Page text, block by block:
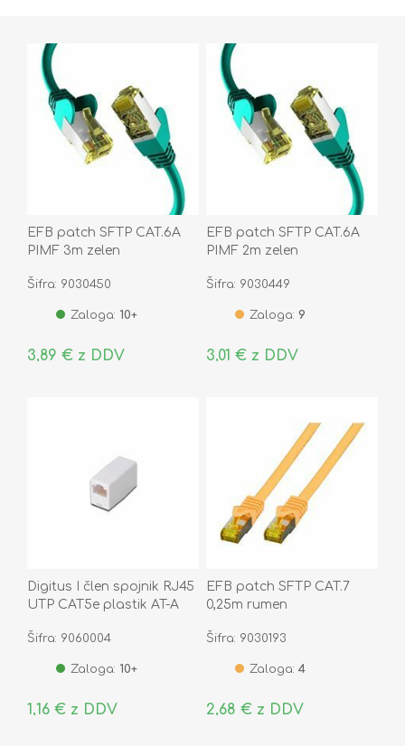
EFB patch SFTP CAT.6A
PIMF 3m zelen
Šifra: 9030450
Zaloga: 10+
3,89 € z DDV
EFB patch SFTP CAT.6A
PIMF 2m zelen
Šifra: 9030449
Zaloga: 9
3,01 € z DDV
Digitus I člen spojnik RJ45
UTP CAT5e plastik AT-A
Šifra: 9060004
Zaloga: 10+
1,16 € z DDV
EFB patch SFTP CAT.7
0,25m rumen
Šifra: 9030193
Zaloga: 4
2,68 € z DDV